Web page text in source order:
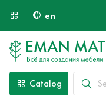
en
Catalog